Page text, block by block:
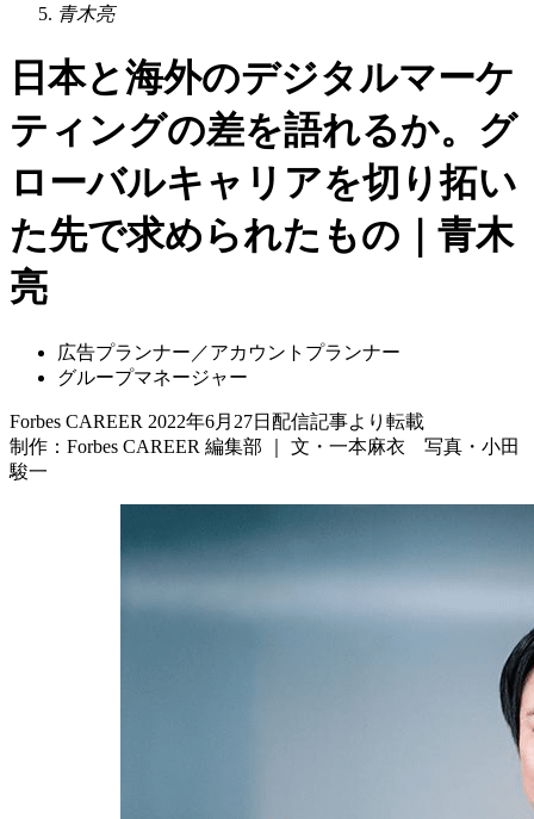
青木亮
日本と海外のデジタルマーケ
ティングの差を語れるか。グ
ローバルキャリアを切り拓い
た先で求められたもの｜青木
亮
広告プランナー／アカウントプランナー
グループマネージャー
Forbes CAREER 2022年6月27日配信記事より転載
制作：Forbes CAREER 編集部 ｜ 文・一本麻衣 写真・小田
駿一